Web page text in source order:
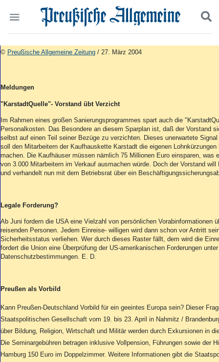
Aktuelle Ausgabe
Abonnenten-Login
Abonnent werden
Abo Prämien
Politik
Leben
Ostpreußen
Pommern
Berlin-Brandenburg
Schlesien
Danzig und Westpreußen
Impressum
Datenschutz
Suchen und finden
© Preußische Allgemeine Zeitung / 27. März 2004
Meldungen
"KarstadtQuelle"- Vorstand übt Verzicht
Im Rahmen eines großen Sanierungsprogrammes spart auch die
Personalkosten. Das Besondere an diesem Sparplan ist, daß der Vorstand
selbst auf einen Teil seiner Bezüge zu verzichten. Dieses unerwartete
soll den Mitarbeitern der Kaufhauskette Karstadt die eigenen
machen. Die Kaufhäuser müssen nämlich 75 Millionen Euro einsparen, was
von 3.000 Mitarbeitern im Verkauf ausmachen würde. Doch der Vorstand
und verhandelt nun mit dem Betriebsrat über ein
Legale Forderung?
Ab Juni fordern die USA eine Vielzahl von persönlichen Vorabinformationen
reisenden Personen. Jedem Einreise- willigen wird dann schon vor Antritt
Sicherheitsstatus verliehen. Wer durch dieses Raster fällt, dem wird die
fordert die Union eine Überprüfung der US-amerikanischen Forderungen unter
Datenschutzbestimmungen. E. D.
Preußen als Vorbild
Kann Preußen-Deutschland Vorbild für ein geeintes Europa sein? Dieser
Staatspolitischen Gesellschaft vom 19. bis 23. April in Nahmitz /
über Bildung, Religion, Wirtschaft und Militär werden durch Exkursionen in
Die Seminargebühren betragen inklusive Vollpension, Führungen sowie der
Hamburg 150 Euro im Doppelzimmer. Weitere Informationen gibt die